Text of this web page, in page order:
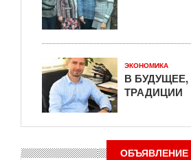
ЭКОНОМИКА
В
ТРАДИЦИИ
ОБЪЯВЛЕНИЕ